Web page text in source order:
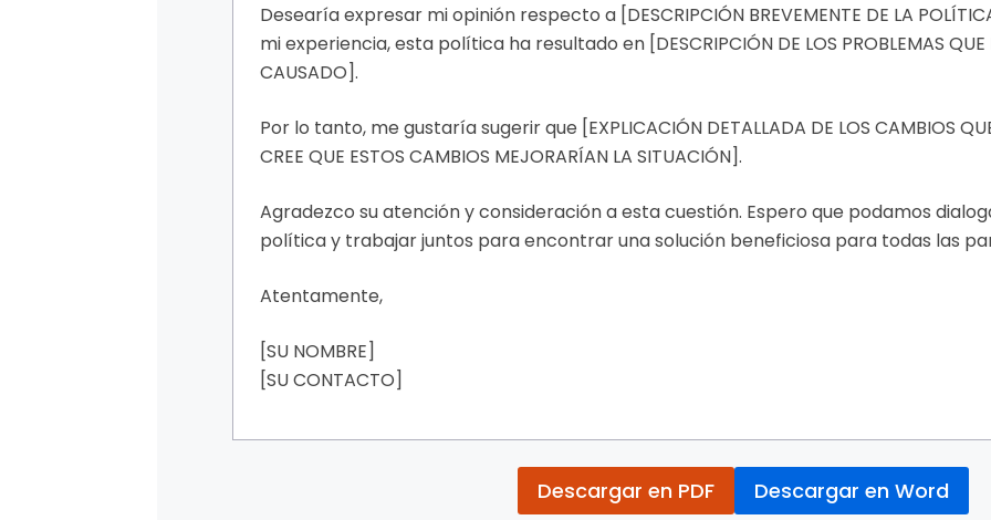
Desearía expresar mi opinión respecto a [DESCRIPCIÓN BREVEMENTE DE LA POLÍTICA
mi experiencia, esta política ha resultado en [DESCRIPCIÓN DE LOS PROBLEMAS QUE
CAUSADO].
Por lo tanto, me gustaría sugerir que [EXPLICACIÓN DETALLADA DE LOS CAMBIOS
CREE QUE ESTOS CAMBIOS MEJORARÍAN LA SITUACIÓN].
Agradezco su atención y consideración a esta cuestión. Espero que podamos
política y trabajar juntos para encontrar una solución beneficiosa para todas las
Atentamente,
[SU NOMBRE]
[SU CONTACTO]
Descargar en PDF Descargar en Word